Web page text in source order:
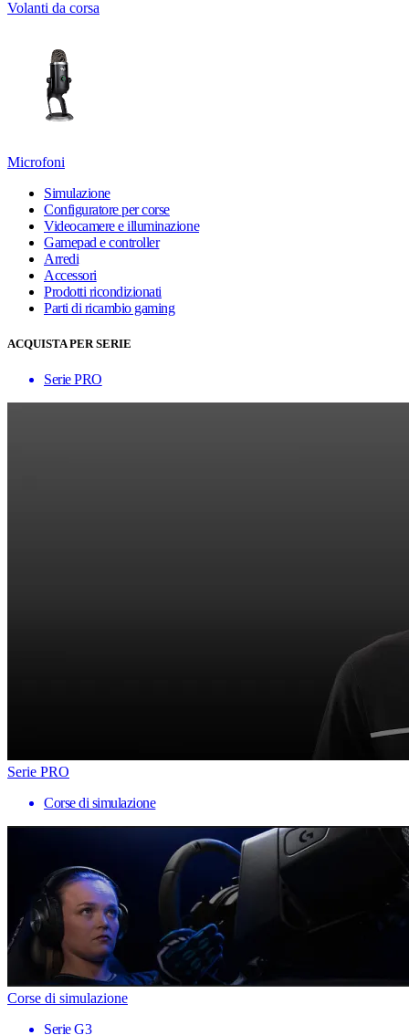
Volanti da corsa
Microfoni
Simulazione
Configuratore per corse
Videocamere e illuminazione
Gamepad e controller
Arredi
Accessori
Prodotti ricondizionati
Parti di ricambio gaming
ACQUISTA PER SERIE
Serie PRO
Serie PRO
Corse di simulazione
Corse di simulazione
Serie G3